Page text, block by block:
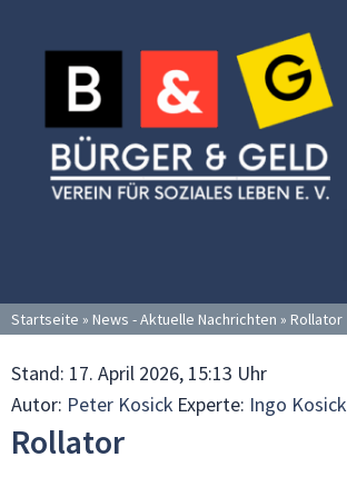
Inhalt
springen
Startseite » News - Aktuelle Nachrichten » Rollator
Stand: 17. April 2026, 15:13 Uhr
Autor: Peter Kosick Experte: Ingo Kosick
Rollator